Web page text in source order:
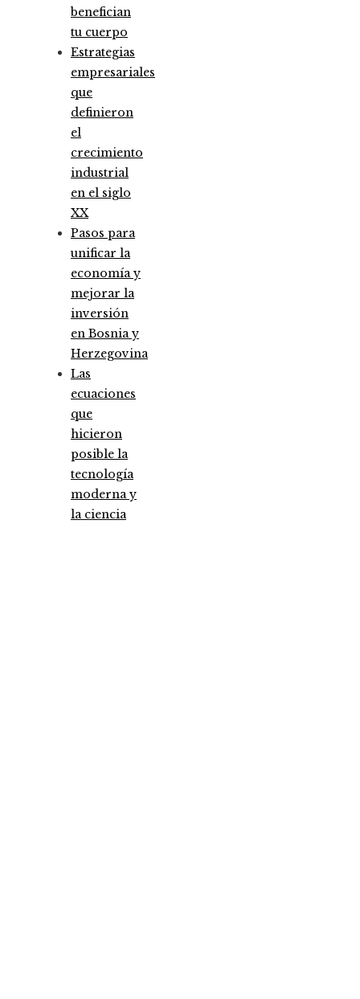
benefician
tu cuerpo
Estrategias
empresariales
que
definieron
el
crecimiento
industrial
en el siglo
XX
Pasos para
unificar la
economía y
mejorar la
inversión
en Bosnia y
Herzegovina
Las
ecuaciones
que
hicieron
posible la
tecnología
moderna y
la ciencia